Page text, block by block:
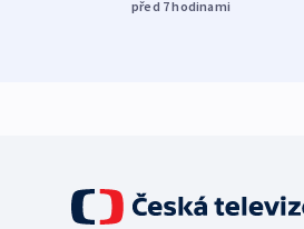
před 7hodinami